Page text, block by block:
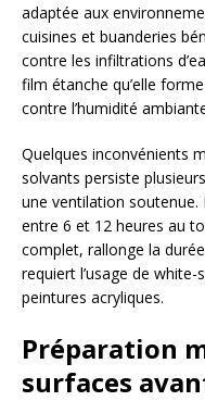
adaptée aux
cuisines et buanderies
contre les infiltrations
film étanche qu’elle
contre l’humidité
Quelques inconvénients
solvants persiste
une ventilation
entre 6 et 12 heures au
complet, rallonge la
requiert l’usage de
peintures acryliques.
Préparation
surfaces